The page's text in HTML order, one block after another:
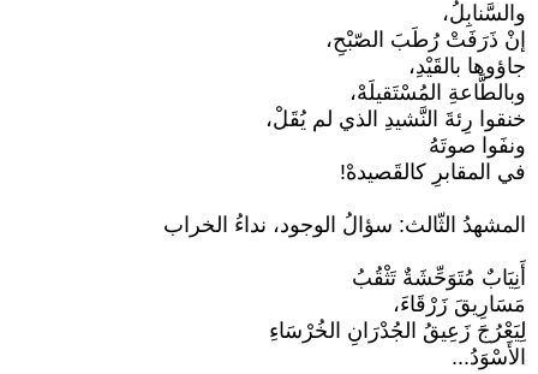
والسَّنابِلُ،
إنْ ذَرَفَتْ رُطَبَ الصّبْحِ،
جاؤوها بالقَيْدِ،
وبالطَّاعةِ المُسْتَقيلَهْ،
خنقوا رِئةَ النَّشيدِ الذي لم يُقَلْ،
ونفَوا صوتَهُ
في المقابرِ كالقَصيدهْ!
المشهدُ الثّالث: سؤالُ الوجود، نداءُ الخراب
أَنِيَابٌ مُتَوَحِّشَةٌ تَثْقُبُ
مَسَارِيقَ زَرْقَاءَ،
لِيَعْرُجَ زَعِيقُ الجُدْرَانِ الخُرْسَاءِ
الأَسْوَدُ...